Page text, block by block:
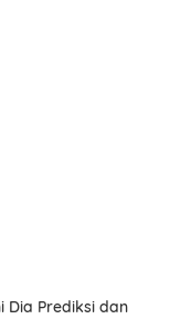
Dia Prediksi dan